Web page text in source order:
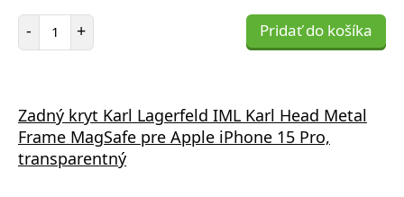
- Počet položiek
+ Pridať do košíka
Zadný kryt Karl Lagerfeld IML Karl Head Metal
Frame MagSafe pre Apple iPhone 15 Pro,
transparentný